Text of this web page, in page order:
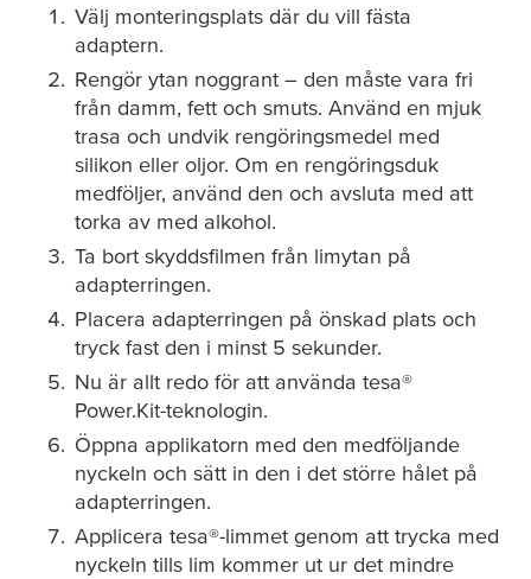
Välj monteringsplats där du vill fästa
adaptern.
Rengör ytan noggrant – den måste vara fri
från damm, fett och smuts. Använd en mjuk
trasa och undvik rengöringsmedel med
silikon eller oljor. Om en rengöringsduk
medföljer, använd den och avsluta med att
torka av med alkohol.
Ta bort skyddsfilmen från limytan på
adapterringen.
Placera adapterringen på önskad plats och
tryck fast den i minst 5 sekunder.
Nu är allt redo för att använda tesa®
Power.Kit-teknologin.
Öppna applikatorn med den medföljande
nyckeln och sätt in den i det större hålet på
adapterringen.
Applicera tesa®-limmet genom att trycka med
nyckeln tills lim kommer ut ur det mindre